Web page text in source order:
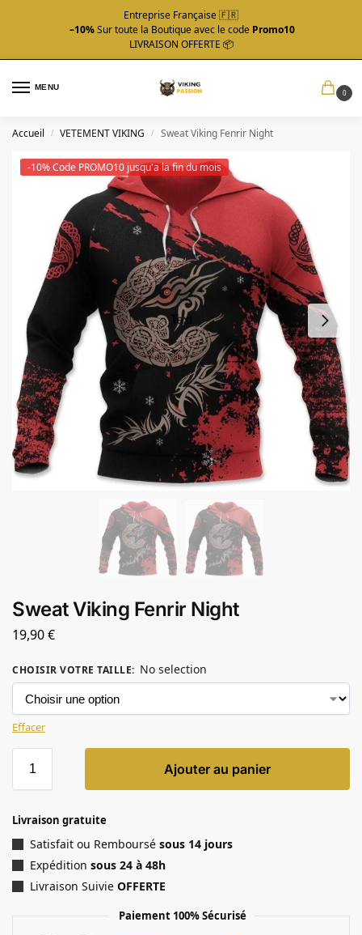
Entreprise Française 🇫🇷
–10%Sur toute la Boutique avec le code Promo10
LIVRAISON OFFERTE 📦
MENU
0
Accueil / VETEMENT VIKING / Sweat Viking Fenrir Night
-10% Code PROMO10 jusqu'a la fin du mois
Sweat Viking Fenrir Night
19,90€
CHOISIR VOTRE TAILLE: No selection
Effacer
Ajouter au panier
Livraison gratuite
Satisfait ou Remboursé sous 14 jours
Expédition sous 24 à 48h
Livraison Suivie OFFERTE
Paiement 100% Sécurisé